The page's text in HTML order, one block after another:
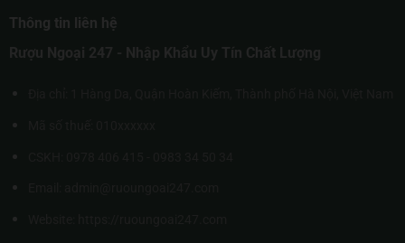
Thông tin liên hệ
Rượu Ngoại 247 - Nhập Khẩu Uy Tín Chất Lượng